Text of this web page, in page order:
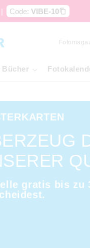
| Code: VIBE-10
Bücher
gratis bis zu